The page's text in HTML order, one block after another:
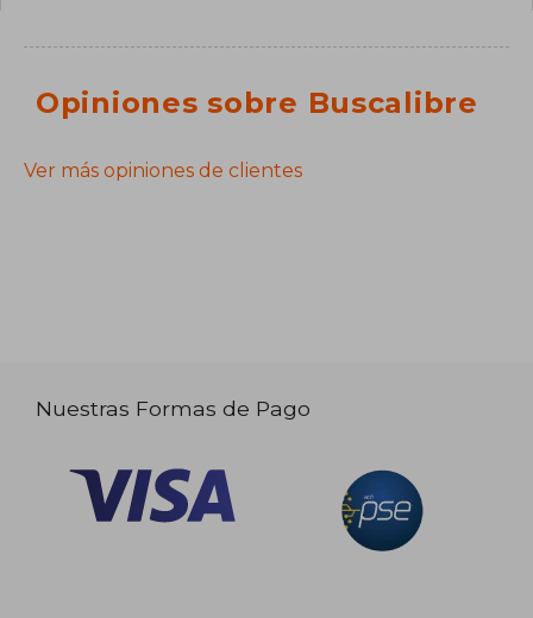
Opiniones sobre Buscalibre
Ver más opiniones de clientes
Nuestras Formas de Pago